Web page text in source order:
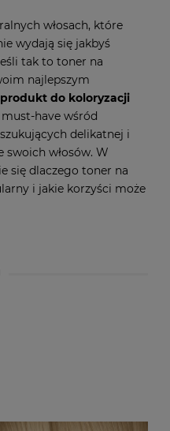
włosach, które
wydają się jakbyś
tak to toner na
najlepszym
produkt do koloryzacji
have wśród
delikatnej i
włosów. W
się dlaczego toner na
i jakie korzyści może